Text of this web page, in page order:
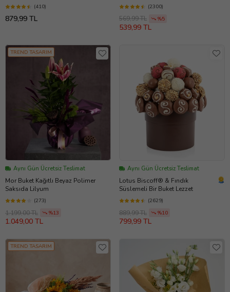
(410)
879,99 TL
(2300)
569,99 TL %5
539,99 TL
TREND TASARIM
Aynı Gün Ücretsiz Teslimat
Mor Buket Kağıtlı Beyaz Polimer
Saksıda Lilyum
(273)
1.199,00 TL %13
1.049,00 TL
Aynı Gün Ücretsiz Teslimat
Lotus Biscoff® & Fındık
Süslemeli Bir Buket Lezzet
(2629)
889,99 TL %10
799,99 TL
TREND TASARIM